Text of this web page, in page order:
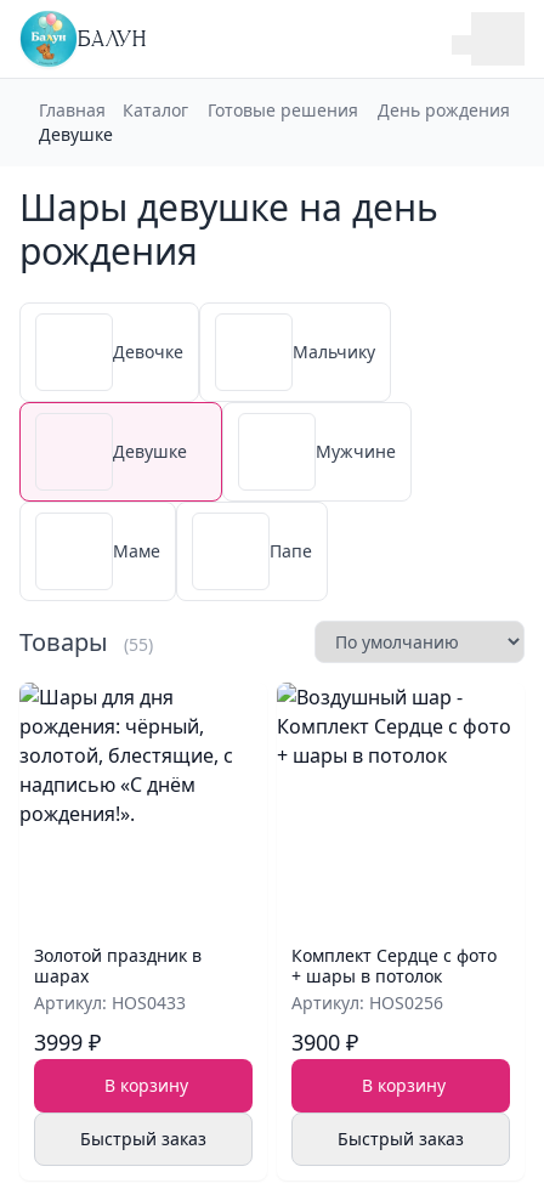
БАЛУН
Главная Каталог Готовые решения
День рождения
Девушке
Шары девушке на день
рождения
Девочке Мальчику
Девушке Мужчине
Маме Папе
Товары (55)
Золотой праздник в
шарах
Артикул: HOS0433
3999 ₽
В корзину
Быстрый заказ
Комплект Сердце с фото
+ шары в потолок
Артикул: HOS0256
3900 ₽
В корзину
Быстрый заказ